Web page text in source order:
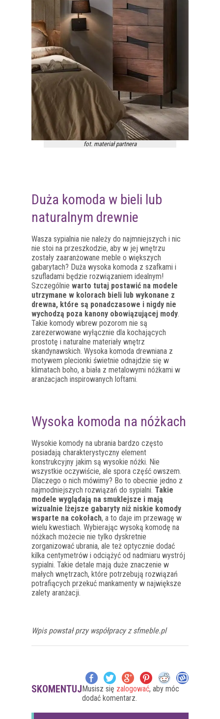
fot. materiał partnera
Duża komoda w bieli lub
naturalnym drewnie
Wasza sypialnia nie należy do najmniejszych i nic
nie stoi na przeszkodzie, aby w jej wnętrzu
zostały zaaranżowane meble o większych
gabarytach? Duża wysoka komoda z szafkami i
szufladami będzie rozwiązaniem idealnym!
Szczególnie warto tutaj postawić na modele
utrzymane w kolorach bieli lub wykonane z
drewna, które są ponadczasowe i nigdy nie
wychodzą poza kanony obowiązującej mody.
Takie komody wbrew pozorom nie są
zarezerwowane wyłącznie dla kochających
prostotę i naturalne materiały wnętrz
skandynawskich. Wysoka komoda drewniana z
motywem plecionki świetnie odnajdzie się w
klimatach boho, a biała z metalowymi nóżkami w
aranżacjach inspirowanych loftami.
Wysoka komoda na nóżkach
Wysokie komody na ubrania bardzo często
posiadają charakterystyczny element
konstrukcyjny jakim są wysokie nóżki. Nie
wszystkie oczywiście, ale spora część owszem.
Dlaczego o nich mówimy? Bo to obecnie jedno z
najmodniejszych rozwiązań do sypialni. Takie
modele wyglądają na smuklejsze i mają
wizualnie lżejsze gabaryty niż niskie komody
wsparte na cokołach, a to daje im przewagę w
wielu kwestiach. Wybierając wysoką komodę na
nóżkach możecie nie tylko dyskretnie
zorganizować ubrania, ale też optycznie dodać
kilka centymetrów i odciążyć od nadmiaru wystrój
sypialni. Takie detale mają duże znaczenie w
małych wnętrzach, które potrzebują rozwiązań
potrafiących przekuć mankamenty w największe
zalety aranżacji.
Wpis powstał przy współpracy z sfmeble.pl
SKOMENTUJ Musisz się zalogować, aby móc
dodać komentarz.